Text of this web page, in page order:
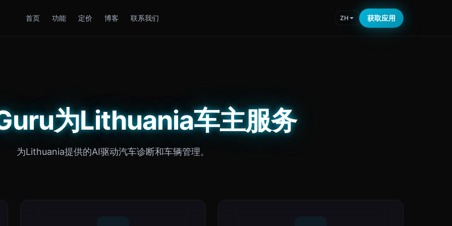
首页 功能 定价 博客 联系我们 ZH 获取应用
为Lithuania车主服务
为Lithuania提供的AI驱动汽车诊断和车辆管理。